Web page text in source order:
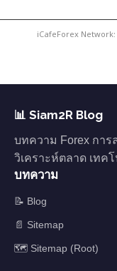
iCafeForex Network:
📊 Siam2R Blog
บทความ Forex การ
วิเคราะห์ตลาด เทค
บทความ
📝 Blog
📄 Sitemap
🗺️ Sitemap (Root)